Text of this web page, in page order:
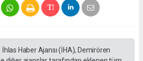
Haber Ajansı (İHA), Demirören